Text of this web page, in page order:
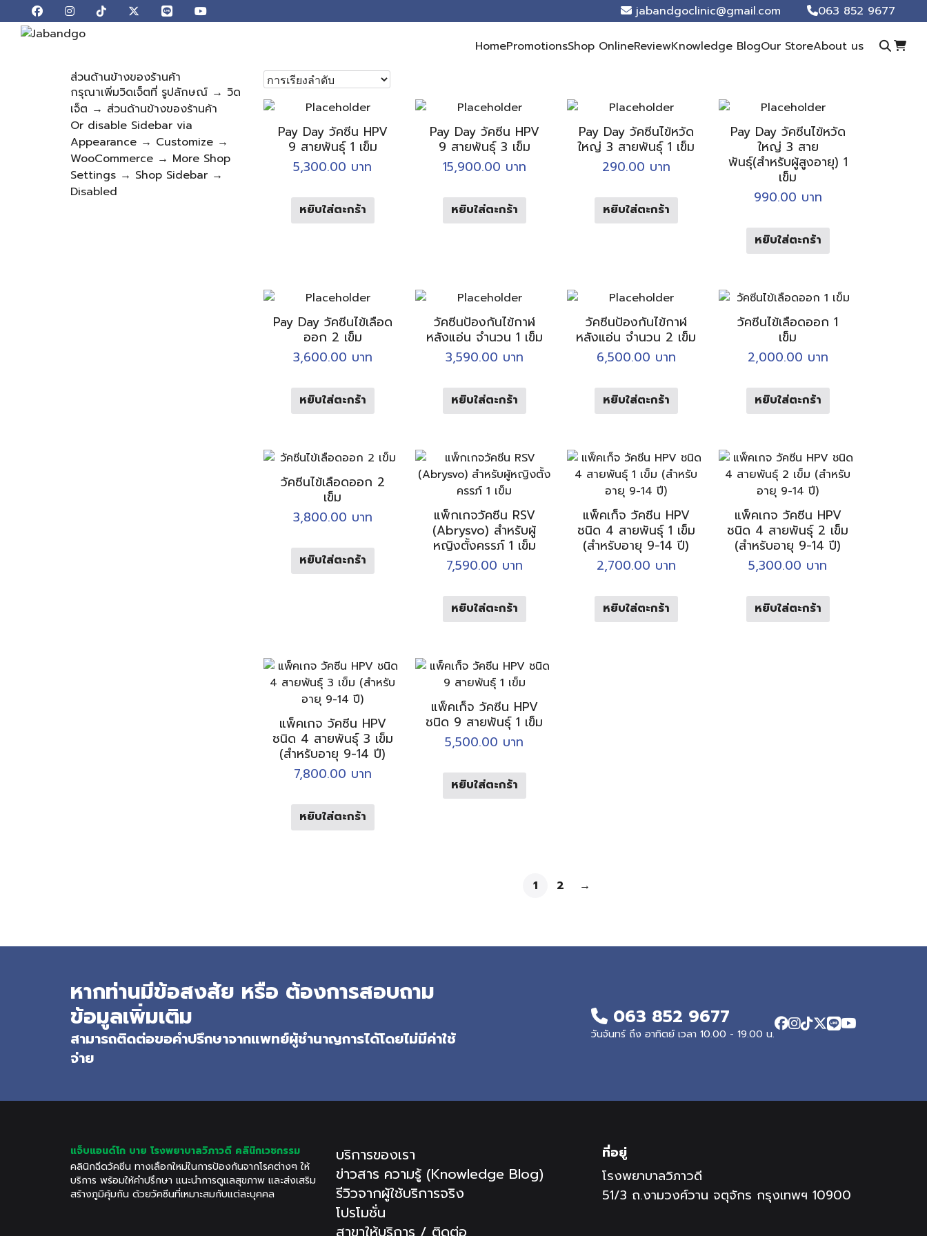
to
content
jabandgoclinic@gmail.com 063 852 9677
HomePromotionsShop OnlineReviewKnowledge BlogOur StoreAbout us
Search
for:
ส่วนด้านข้างของร้านค้า
กรุณาเพิ่มวิดเจ็ตที่ รูปลักษณ์ → วิด
เจ็ต → ส่วนด้านข้างของร้านค้า
Or disable Sidebar via
Appearance → Customize →
WooCommerce → More Shop
Settings → Shop Sidebar →
Disabled
Pay Day วัคซีน HPV
9 สายพันธุ์ 1 เข็ม
5,300.00 บาท
หยิบใส่ตะกร้า
Pay Day วัคซีน HPV
9 สายพันธุ์ 3 เข็ม
15,900.00 บาท
หยิบใส่ตะกร้า
Pay Day วัคซีนไข้หวัด
ใหญ่ 3 สายพันธุ์ 1 เข็ม
290.00 บาท
หยิบใส่ตะกร้า
Pay Day วัคซีนไข้หวัด
ใหญ่ 3 สาย
พันธุ์(สำหรับผู้สูงอายุ) 1
เข็ม
990.00 บาท
หยิบใส่ตะกร้า
Pay Day วัคซีนไข้เลือด
ออก 2 เข็ม
3,600.00 บาท
หยิบใส่ตะกร้า
วัคซีนป้องกันไข้กาฬ
หลังแอ่น จำนวน 1 เข็ม
3,590.00 บาท
หยิบใส่ตะกร้า
วัคซีนป้องกันไข้กาฬ
หลังแอ่น จำนวน 2 เข็ม
6,500.00 บาท
หยิบใส่ตะกร้า
วัคซีนไข้เลือดออก 1
เข็ม
2,000.00 บาท
หยิบใส่ตะกร้า
วัคซีนไข้เลือดออก 2
เข็ม
3,800.00 บาท
หยิบใส่ตะกร้า
แพ็กเกจวัคซีน RSV
(Abrysvo) สำหรับผู้
หญิงตั้งครรภ์ 1 เข็ม
7,590.00 บาท
หยิบใส่ตะกร้า
แพ็คเก็จ วัคซีน HPV
ชนิด 4 สายพันธุ์ 1 เข็ม
(สำหรับอายุ 9-14 ปี)
2,700.00 บาท
หยิบใส่ตะกร้า
แพ็คเกจ วัคซีน HPV
ชนิด 4 สายพันธุ์ 2 เข็ม
(สำหรับอายุ 9-14 ปี)
5,300.00 บาท
หยิบใส่ตะกร้า
แพ็คเกจ วัคซีน HPV
ชนิด 4 สายพันธุ์ 3 เข็ม
(สำหรับอายุ 9-14 ปี)
7,800.00 บาท
หยิบใส่ตะกร้า
แพ็คเก็จ วัคซีน HPV
ชนิด 9 สายพันธุ์ 1 เข็ม
5,500.00 บาท
หยิบใส่ตะกร้า
1 2 →
หากท่านมีข้อสงสัย หรือ ต้องการสอบถาม
ข้อมูลเพิ่มเติม
สามารถติดต่อขอคำปรึกษาจากแพทย์ผู้ชำนาญการได้โดยไม่มีค่าใช้
จ่าย
063 852 9677
วันจันทร์ ถึง อาทิตย์ เวลา 10.00 - 19.00 น.
แจ็บแอนด์โก บาย โรงพยาบาลวิภาวดี คลินิกเวชกรรม
คลินิกฉีดวัคซีน ทางเลือกใหม่ในการป้องกันจากโรคต่างๆ ให้
บริการ พร้อมให้คำปรึกษา แนะนำการดูแลสุขภาพ และส่งเสริม
สร้างภูมิคุ้มกัน ด้วยวัคซีนที่เหมาะสมกับแต่ละบุคคล
บริการของเรา
ข่าวสาร ความรู้ (Knowledge Blog)
รีวิวจากผู้ใช้บริการจริง
โปรโมชั่น
สาขาให้บริการ / ติดต่อ
ที่อยู่
โรงพยาบาลวิภาวดี
51/3 ถ.งามวงศ์วาน จตุจักร กรุงเทพฯ 10900